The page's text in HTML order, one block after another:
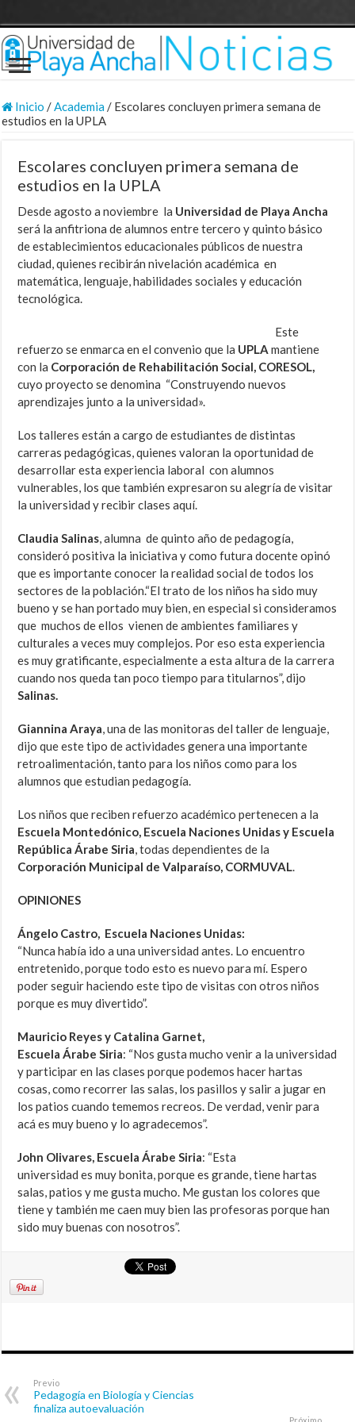
Inicio /Academia/ Escolares concluyen primera semana de
estudios en la UPLA
Escolares concluyen primera semana de
estudios en la UPLA
Desde agosto a noviembre la Universidad de Playa Ancha
será la anfitriona de alumnos entre tercero y quinto básico
de establecimientos educacionales públicos de nuestra
ciudad, quienes recibirán nivelación académica en
matemática, lenguaje, habilidades sociales y educación
tecnológica.
Este
refuerzo se enmarca en el convenio que la UPLA mantiene
con la Corporación de Rehabilitación Social, CORESOL,
cuyo proyecto se denomina “Construyendo nuevos
aprendizajes junto a la universidad».
Los talleres están a cargo de estudiantes de distintas
carreras pedagógicas, quienes valoran la oportunidad de
desarrollar esta experiencia laboral con alumnos
vulnerables, los que también expresaron su alegría de visitar
la universidad y recibir clases aquí.
Claudia Salinas, alumna de quinto año de pedagogía,
consideró positiva la iniciativa y como futura docente opinó
que es importante conocer la realidad social de todos los
sectores de la población.“El trato de los niños ha sido muy
bueno y se han portado muy bien, en especial si consideramos
que muchos de ellos vienen de ambientes familiares y
culturales a veces muy complejos. Por eso esta experiencia
es muy gratificante, especialmente a esta altura de la carrera
cuando nos queda tan poco tiempo para titularnos”, dijo
Salinas.
Giannina Araya, una de las monitoras del taller de lenguaje,
dijo que este tipo de actividades genera una importante
retroalimentación, tanto para los niños como para los
alumnos que estudian pedagogía.
Los niños que reciben refuerzo académico pertenecen a la
Escuela Montedónico, Escuela Naciones Unidas y Escuela
República Árabe Siria, todas dependientes de la
Corporación Municipal de Valparaíso, CORMUVAL.
OPINIONES
Ángelo Castro, Escuela Naciones Unidas:
“Nunca había ido a una universidad antes. Lo encuentro
entretenido, porque todo esto es nuevo para mí. Espero
poder seguir haciendo este tipo de visitas con otros niños
porque es muy divertido”.
Mauricio Reyes y Catalina Garnet,
Escuela Árabe Siria: “Nos gusta mucho venir a la universidad
y participar en las clases porque podemos hacer hartas
cosas, como recorrer las salas, los pasillos y salir a jugar en
los patios cuando tememos recreos. De verdad, venir para
acá es muy bueno y lo agradecemos”.
John Olivares, Escuela Árabe Siria: “Esta
universidad es muy bonita, porque es grande, tiene hartas
salas, patios y me gusta mucho. Me gustan los colores que
tiene y también me caen muy bien las profesoras porque han
sido muy buenas con nosotros”.
Previo
Pedagogía en Biología y Ciencias
finaliza autoevaluación